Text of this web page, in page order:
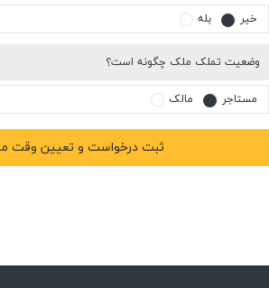
خیر بله
وضعیت تملک ملک چگونه است؟
مستاجر مالک